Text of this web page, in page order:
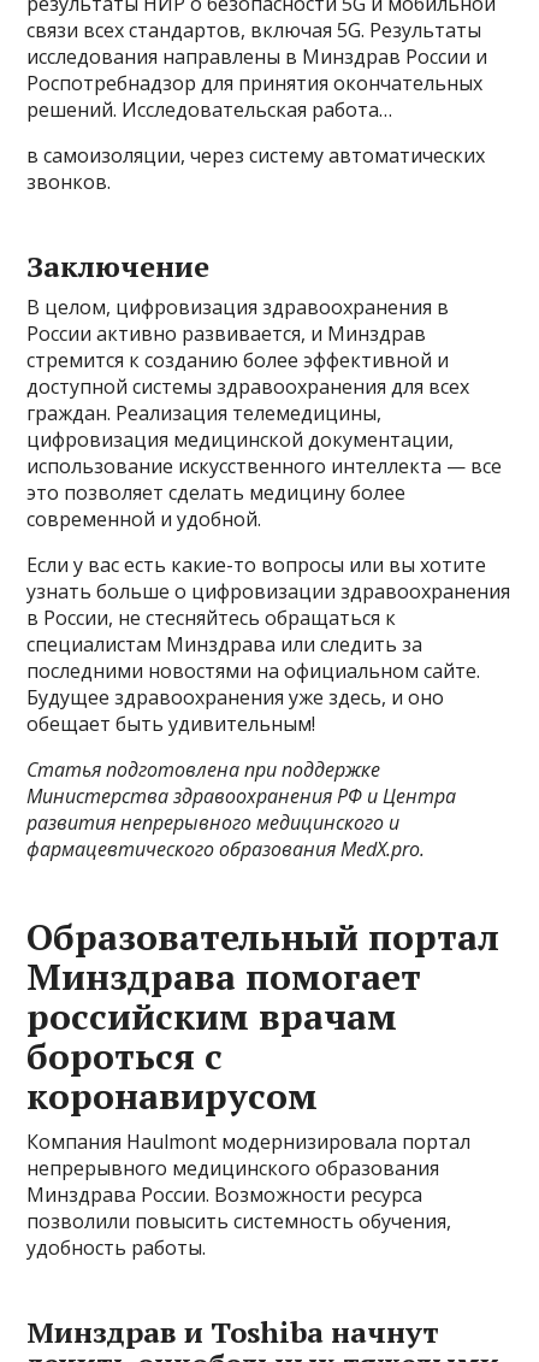
связи всех стандартов, включая 5G. Результаты
исследования направлены в Минздрав России и
Роспотребнадзор для принятия окончательных
решений. Исследовательская работа…
в самоизоляции, через систему автоматических
звонков.
Заключение
В целом, цифровизация здравоохранения в
России активно развивается, и Минздрав
стремится к созданию более эффективной и
доступной системы здравоохранения для всех
граждан. Реализация телемедицины,
цифровизация медицинской документации,
использование искусственного интеллекта — все
это позволяет сделать медицину более
современной и удобной.
Если у вас есть какие-то вопросы или вы хотите
узнать больше о цифровизации здравоохранения
в России, не стесняйтесь обращаться к
специалистам Минздрава или следить за
последними новостями на официальном сайте.
Будущее здравоохранения уже здесь, и оно
обещает быть удивительным!
Статья подготовлена при поддержке
Министерства здравоохранения РФ и Центра
развития непрерывного медицинского и
фармацевтического образования MedX.pro.
Образовательный портал
Минздрава помогает
российским врачам
бороться с
коронавирусом
Компания Haulmont модернизировала портал
непрерывного медицинского образования
Минздрава России. Возможности ресурса
позволили повысить системность обучения,
удобность работы.
Минздрав и Toshiba начнут